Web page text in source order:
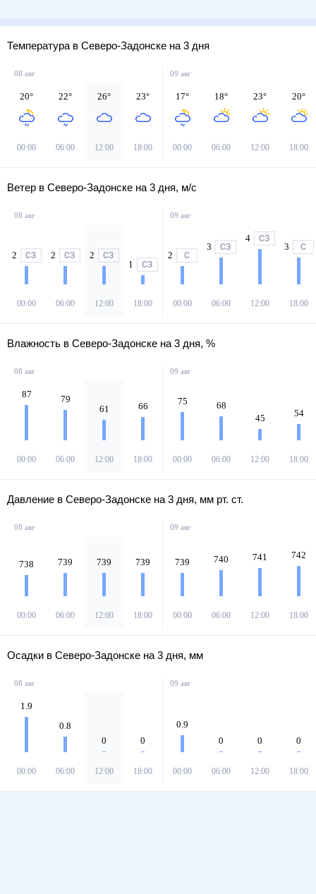
Температура в Северо-Задонске на 3 дня
08 авг
20°
00:00
22°
06:00
26°
12:00
23°
18:00
09 авг
17°
00:00
18°
06:00
23°
12:00
20°
18:00
Ветер в Северо-Задонске на 3 дня, м/с
08 авг
2 СЗ
00:00
2 СЗ
06:00
2 СЗ
12:00
1 СЗ
18:00
09 авг
2 С
00:00
3 СЗ
06:00
4 СЗ
12:00
3 С
18:00
Влажность в Северо-Задонске на 3 дня, %
08 авг
87
00:00
79
06:00
61
12:00
66
18:00
09 авг
75
00:00
68
06:00
45
12:00
54
18:00
Давление в Северо-Задонске на 3 дня, мм рт. ст.
08 авг
738
00:00
739
06:00
739
12:00
739
18:00
09 авг
739
00:00
740
06:00
741
12:00
742
18:00
Осадки в Северо-Задонске на 3 дня, мм
08 авг
1.9
00:00
0.8
06:00
0
12:00
0
18:00
09 авг
0.9
00:00
0
06:00
0
12:00
0
18:00